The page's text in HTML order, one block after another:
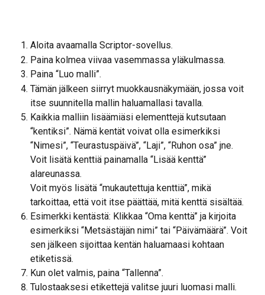
Aloita avaamalla Scriptor-sovellus.
Paina kolmea viivaa vasemmassa yläkulmassa.
Paina “Luo malli”.
Tämän jälkeen siirryt muokkausnäkymään, jossa voit
itse suunnitella mallin haluamallasi tavalla.
Kaikkia malliin lisäämiäsi elementtejä kutsutaan
“kentiksi”. Nämä kentät voivat olla esimerkiksi
“Nimesi”, “Teurastuspäivä”, “Laji”, “Ruhon osa” jne.
Voit lisätä kenttiä painamalla “Lisää kenttä”
alareunassa.
Voit myös lisätä “mukautettuja kenttiä”, mikä
tarkoittaa, että voit itse päättää, mitä kenttä sisältää.
Esimerkki kentästä: Klikkaa “Oma kenttä” ja kirjoita
esimerkiksi “Metsästäjän nimi” tai “Päivämäärä”. Voit
sen jälkeen sijoittaa kentän haluamaasi kohtaan
etiketissä.
Kun olet valmis, paina “Tallenna”.
Tulostaaksesi etikettejä valitse juuri luomasi malli.